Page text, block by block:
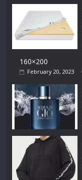
160×200
February 20, 2023